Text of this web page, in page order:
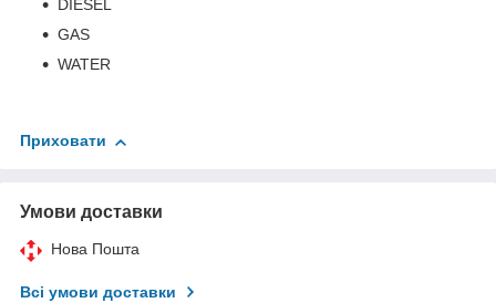
DIESEL
GAS
WATER
Приховати
Умови доставки
Нова Пошта
Всі умови доставки